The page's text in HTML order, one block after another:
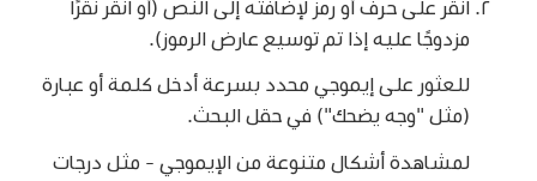
انقر على حرف أو رمز لإضافته إلى النص (أو انقر نقرًا
مزدوجًا عليه إذا تم توسيع عارض الرموز).
للعثور على إيموجي محدد بسرعة أدخل كلمة أو عبارة
(مثل "وجه يضحك") في حقل البحث.
لمشاهدة أشكال متنوعة من الإيموجي - مثل درجات